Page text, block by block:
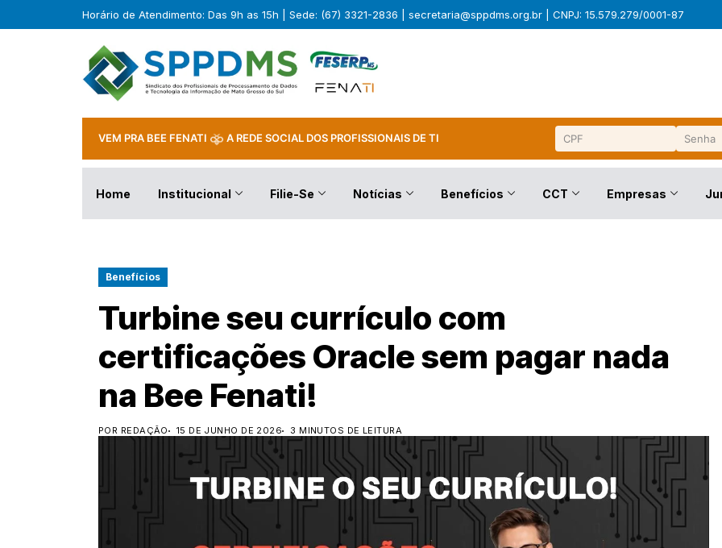
Horário de Atendimento: Das 9h as 15h | Sede: (67) 3321-2836 | secretaria@sppdms.org.br | CNPJ: 15.579.279/0001-87
VEM PRA BEE FENATI A REDE SOCIAL DOS PROFISSIONAIS DE TI
Home Institucional Filie-Se Notícias Benefícios CCT Empresas
Benefícios
Turbine seu currículo com
certificações Oracle sem pagar nada
na Bee Fenati!
POR REDAÇÃO 15 DE JUNHO DE 2026 3 MINUTOS DE LEITURA